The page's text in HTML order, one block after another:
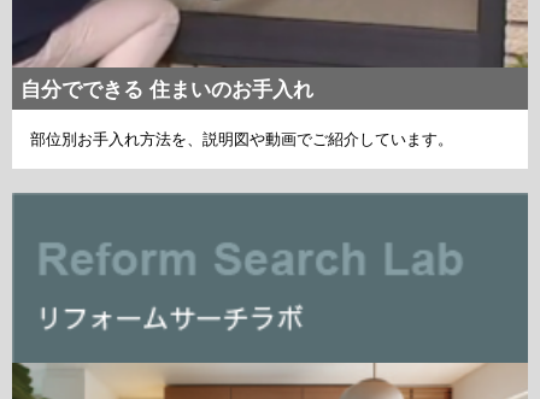
自分でできる 住まいのお手入れ
部位別お手入れ方法を、説明図や動画でご紹介しています。